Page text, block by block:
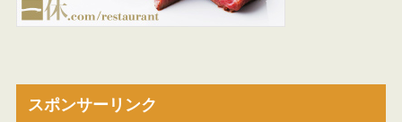
スポンサーリンク